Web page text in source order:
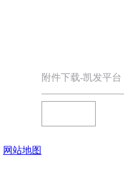
附件下载-凯发平台
网站地图